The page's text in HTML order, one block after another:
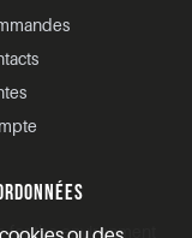
for the environment